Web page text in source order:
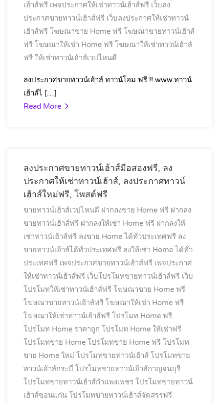
เฮ้าส์ฟรี เพจประกาศให้เช่าทาวน์เฮ้าส์ฟรี เว็บลง
ประกาศขายทาวน์เฮ้าส์ฟรี เว็บลงประกาศให้เช่าทาวน์
เฮ้าส์ฟรี โฆษณาขาย Home ฟรี โฆษณาขายทาวน์เฮ้าส์
ฟรี โฆษณาให้เช่า Home ฟรี โฆษณาให้เช่าทาวน์เฮ้าส์
ฟรี ให้เช่าทาวน์เฮ้าส์เวปไหนดี
ลงประกาศขายทาวน์เฮ้าส์ ทาวน์โฮม ฟรี !! www.ทาวน์
เฮ้าส์ไ […]
Read More
ลงประกาศขายทาวน์เฮ้าส์มือสองฟรี, ลง
ประกาศให้เช่าทาวน์เฮ้าส์, ลงประกาศทาวน์
เฮ้าส์ใหม่ฟรี, โพสต์ฟรี
ขายทาวน์เฮ้าส์เวปไหนดี ฝากลงขาย Home ฟรี ฝากลง
ขายทาวน์เฮ้าส์ฟรี ฝากลงให้เช่า Home ฟรี ฝากลงให้
เช่าทาวน์เฮ้าส์ฟรี ลงขาย Home ได้ทั่วประเทศฟรี ลง
ขายทาวน์เฮ้าส์ได้ทั่วประเทศฟรี ลงให้เช่า Home ได้ทั่ว
ประเทศฟรี เพจประกาศขายทาวน์เฮ้าส์ฟรี เพจประกาศ
ให้เช่าทาวน์เฮ้าส์ฟรี เว็บโปรโมทขายทาวน์เฮ้าส์ฟรี เว็บ
โปรโมทให้เช่าทาวน์เฮ้าส์ฟรี โฆษณาขาย Home ฟรี
โฆษณาขายทาวน์เฮ้าส์ฟรี โฆษณาให้เช่า Home ฟรี
โฆษณาให้เช่าทาวน์เฮ้าส์ฟรี โปรโมท Home ฟรี
โปรโมท Home ราคาถูก โปรโมท Home ให้เช่าฟรี
โปรโมทขาย Home โปรโมทขาย Home ฟรี โปรโมท
ขาย Home ใหม่ โปรโมทขายทาวน์เฮ้าส์ โปรโมทขาย
ทาวน์เฮ้าส์กระบี่ โปรโมทขายทาวน์เฮ้าส์กาญจนบุรี
โปรโมทขายทาวน์เฮ้าส์กำแพงเพชร โปรโมทขายทาวน์
เฮ้าส์ขอนแก่น โปรโมทขายทาวน์เฮ้าส์จัดสรรฟรี